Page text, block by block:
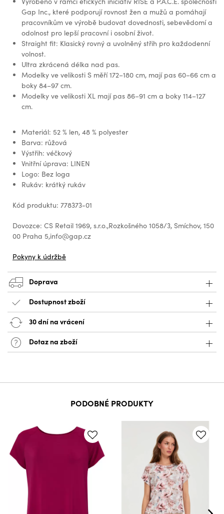
Gap Inc., které podporují rovnost žen a mužů a pomáhají
pracovníkům ve výrobě budovat dovednosti, sebevědomí a
odolnost pro lepší pracovní i osobní život.
Straight fit: Klasický rovný a uvolněný střih pro každodenní
volnost.
Ultra zkrácená délka nad pas.
Modelky ve velikosti S měří 172–180 cm, mají pas 60–66 cm a
boky 84–97 cm.
Modelky ve velikosti XL mají pas 86–91 cm a boky 114–127
cm.
Materiál: 52 % len, 48 % polyester
Barva: růžová
Výstřih: véčkový
Vnitřní úprava: LINEN
Logo: Bez loga
Rukáv: krátký rukáv
Kód produktu: 778373-01
Dovozce: CS Retail 1969, s.r.o.,Rozkošného 1058/3, Smíchov, 150
00 Praha 5,info@gap.cz
Pokyny k údržbě
Doprava
Dostupnost zboží
30 dní na vrácení
Dotaz na zboží
PODOBNÉ PRODUKTY